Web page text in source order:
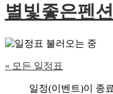
별빛좋은펜션
« 모든 일정표
일정(이벤트)이 종